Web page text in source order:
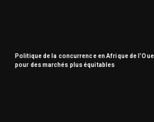
Politique de la concurrence en Afrique de
pour des marchés plus équitables